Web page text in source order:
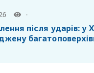
-
після ударів: у